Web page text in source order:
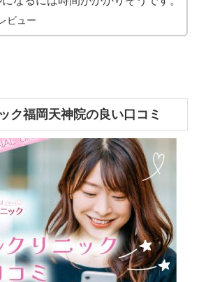
ビュー
ク福岡天神院の良い口コミ